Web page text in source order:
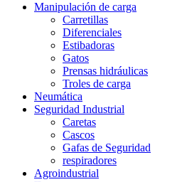
Manipulación de carga
Carretillas
Diferenciales
Estibadoras
Gatos
Prensas hidráulicas
Troles de carga
Neumática
Seguridad Industrial
Caretas
Cascos
Gafas de Seguridad
respiradores
Agroindustrial